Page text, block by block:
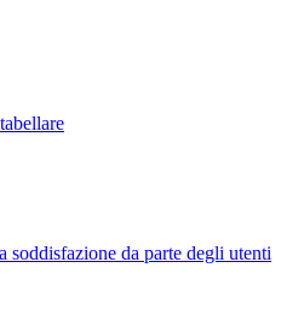
soddisfazione da parte degli utenti